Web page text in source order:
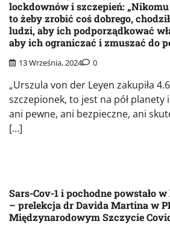
lockdownów i szczepień:
to żeby zrobić coś dobrego,
ludzi, aby ich podporządkować
aby ich ograniczać i zmuszać do
13 Września, 2024 0
„Urszula von der Leyen zakupiła
szczepionek, to jest na pół planety
ani pewne, ani bezpieczne, ani
[…]
Sars-Cov-1 i pochodne powstało
– prelekcja dr Davida Martina w
Międzynarodowym Szczycie